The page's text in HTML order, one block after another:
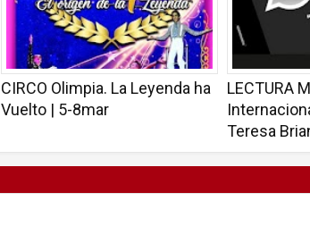
CIRCO Olimpia. La Leyenda ha
Vuelto | 5-8mar
LECTURA
Teresa